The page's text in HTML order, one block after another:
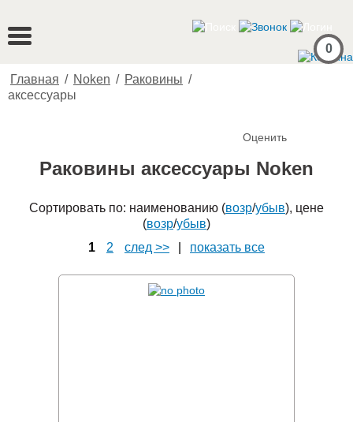
0
Главная / Noken / Раковины /
аксессуары
Оценить
Раковины аксессуары Noken
Сортировать по: наименованию (возр/убыв), цене
(возр/убыв)
1
2 след >> показать все